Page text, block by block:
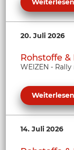
20. Juli 2026
Rohstoffe
WEIZEN -
14. Juli 2026